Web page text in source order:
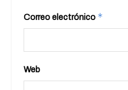
Correo electrónico *
Web